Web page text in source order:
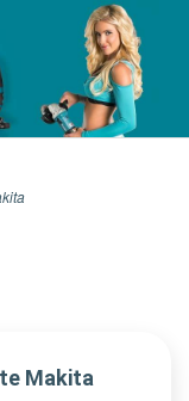
Makita